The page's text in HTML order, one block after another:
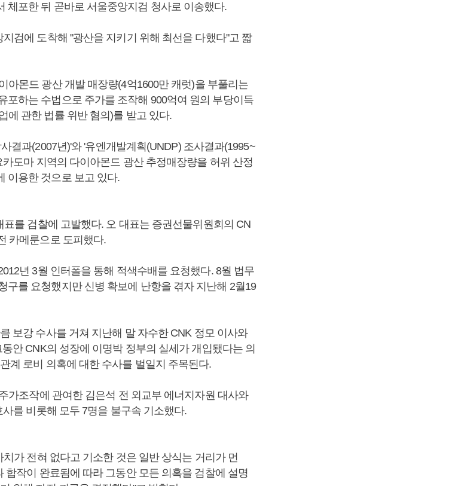
체포한 뒤 곧바로 서울중앙지검 청사로 이송했다.
검에 도착해 "광산을 지키기 위해 최선을 다했다"고 짧
아몬드 광산 개발 매장량(4억1600만 캐럿)을 부풀리는
포하는 수법으로 주가를 조작해 900억여 원의 부당이득
에 관한 법률 위반 혐의)를 받고 있다.
결과(2007년)'와 '유엔개발계획(UNDP) 조사결과(1995~
도마 지역의 다이아몬드 광산 추정매장량을 허위 산정
이용한 것으로 보고 있다.
를 검찰에 고발했다. 오 대표는 증권선물위원회의 CN
카메룬으로 도피했다.
년 3월 인터폴을 통해 적색수배를 요청했다. 8월 법무
구를 요청했지만 신병 확보에 난항을 겪자 지난해 2월19
보강 수사를 거쳐 지난해 말 자수한 CNK 정모 이사와
안 CNK의 성장에 이명박 정부의 실세가 개입됐다는 의
계 로비 의혹에 대한 수사를 벌일지 주목된다.
가조작에 관여한 김은석 전 외교부 에너지자원 대사와
를 비롯해 모두 7명을 불구속 기소했다.
가 전혀 없다고 기소한 것은 일반 상식는 거리가 먼
합작이 완료됨에 따라 그동안 모든 의혹을 검찰에 설명